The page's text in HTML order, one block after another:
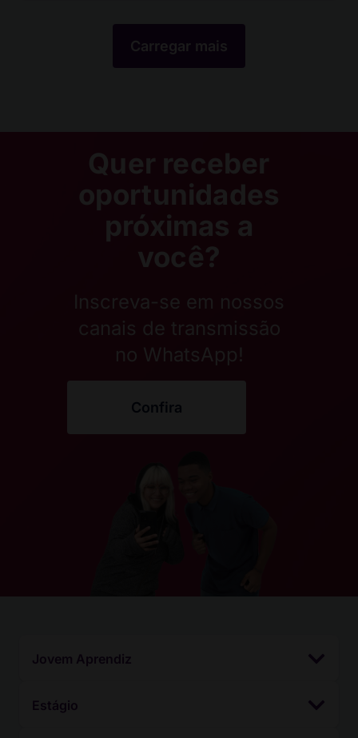
Carregar mais
Quer receber
oportunidades
próximas a
você?
Inscreva-se em nossos
canais de transmissão
no WhatsApp!
Confira
Jovem Aprendiz
Estágio